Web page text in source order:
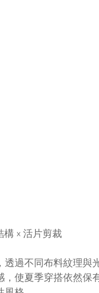
× 活片剪裁
過不同布料紋理
使夏季穿搭依然保